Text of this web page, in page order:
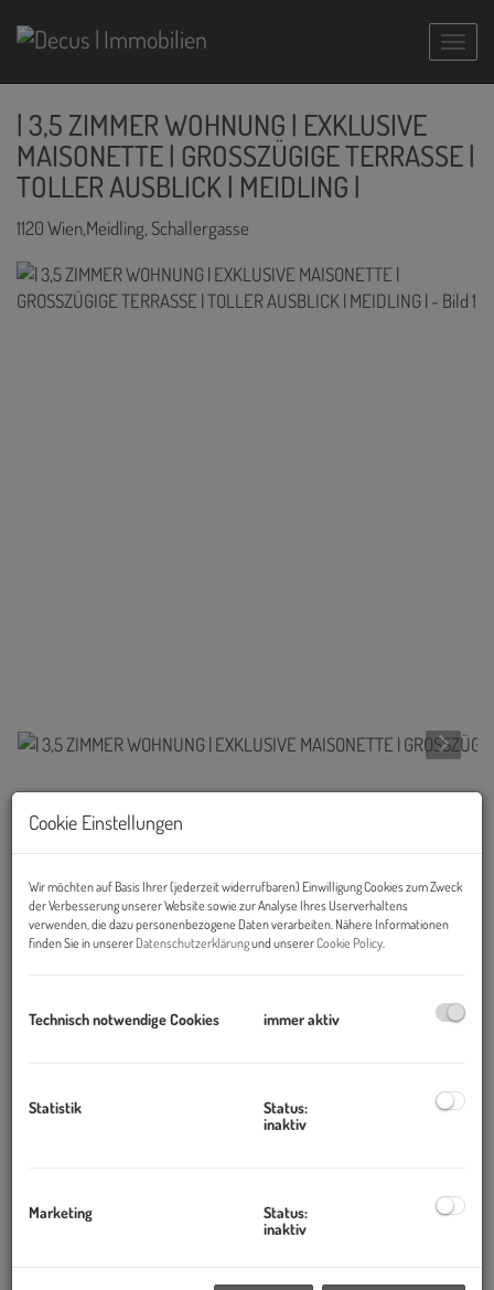
| 3,5 ZIMMER WOHNUNG | EXKLUSIVE
MAISONETTE | GROSSZÜGIGE TERRASSE |
TOLLER AUSBLICK | MEIDLING |
1120 Wien,Meidling, Schallergasse
Links
Cookie Einstellungen
Wir möchten auf Basis Ihrer (jederzeit widerrufbaren) Einwilligung Cookies zum Zweck
der Verbesserung unserer Website sowie zur Analyse Ihres Userverhaltens
verwenden, die dazu personenbezogene Daten verarbeiten. Nähere Informationen
finden Sie in unserer Datenschutzerklärungund unsererCookie Policy
Technisch notwendige Cookies immer aktiv
Statistik
Status:
inaktiv
Marketing
Status:
inaktiv